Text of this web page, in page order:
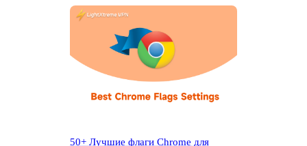
50+ Лучшие флаги Chrome для